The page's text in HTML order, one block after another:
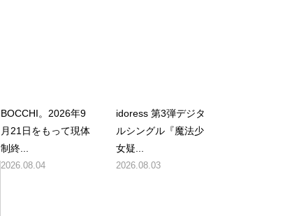
BOCCHI。2026年9
月21日をもって現体
制終...
2026.08.04
idoress 第3弾デジタ
ルシングル『魔法少
女疑...
2026.08.03